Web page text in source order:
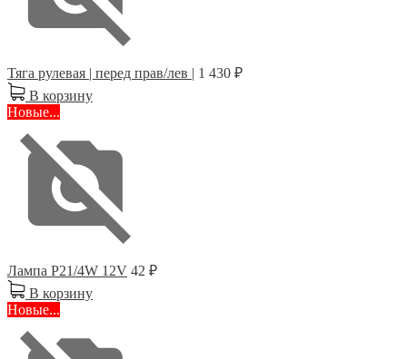
Тяга рулевая | перед прав/лев | 1 430 ₽
В корзину
Новые...
Лампа P21/4W 12V 42 ₽
В корзину
Новые...